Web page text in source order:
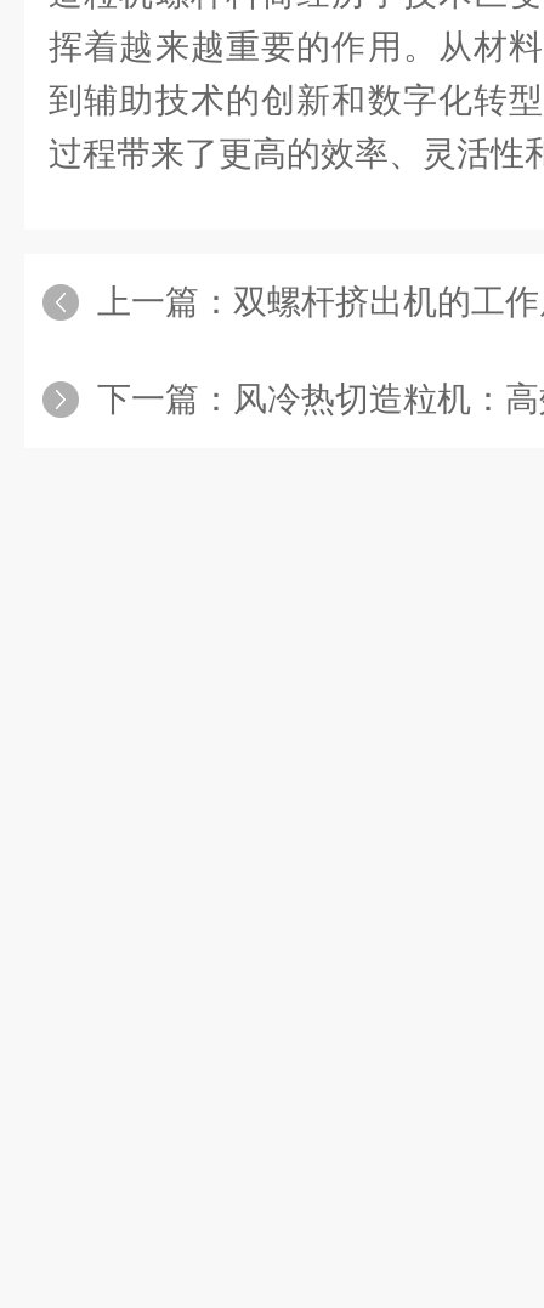
挥着越来越重要的作用。从材
到辅助技术的创新和数字化转
过程带来了更高的效率、灵活性
上一篇： 双螺杆挤出机的工作原
下一篇： 风冷热切造粒机：高